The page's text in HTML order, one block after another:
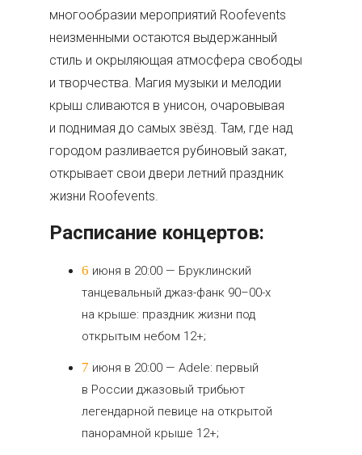
многообразии мероприятий Roofevents
неизменными остаются выдержанный
стиль и окрыляющая атмосфера свободы
и творчества. Магия музыки и мелодии
крыш сливаются в унисон, очаровывая
и поднимая до самых звёзд. Там, где над
городом разливается рубиновый закат,
открывает свои двери летний праздник
жизни Roofevents.
Расписание концертов:
6 июня в 20:00 — Бруклинский
танцевальный джаз-фанк 90–00-х
на крыше: праздник жизни под
открытым небом 12+;
7 июня в 20:00 — Adele: первый
в России джазовый трибьют
легендарной певице на открытой
панорамной крыше 12+;